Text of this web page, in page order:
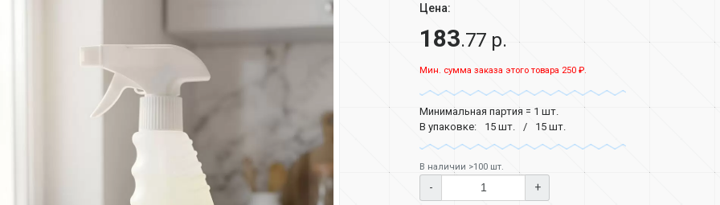
Цена:
183.77 р.
Мин. сумма заказа этого товара 250 ₽.
Минимальная партия = 1 шт.
В упаковке:
15 шт. 15 шт.
В наличии >100 шт.
- +